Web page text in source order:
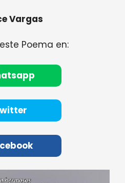
Vargas
Poema en: